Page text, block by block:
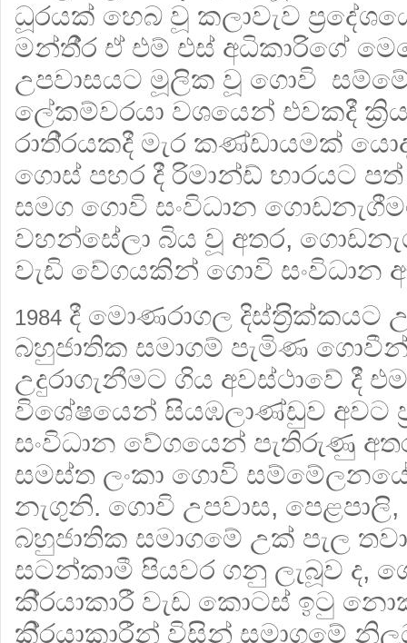
ධූරයක් හෙබ වූ කලාවැව
මන්තී‍්‍ර ඒ එම් එස් අධිකාරිගේ
උපවාසයට මූලික වූ ගොවි
ලේකම්වරයා වශයෙන් එවකදී
රාති‍්‍රයකදී මැර කණ්ඩායමක්
ගොස් පහර දී රිමාන්ඩ් භාරයට
සමග ගොවි සංවිධාන
වහන්සේලා බිය වූ අතර,
වැඩි වේගයකින් ගොවි සංවිධාන
1984 දී මොණරාගල දිස්ත‍්‍රික්කයට
බහුජාතික සමාගම් පැමිණ
උදුරාගැනීමට ගිය අවස්ථාවේ දී
විශේෂයෙන් සියඹලාණ්ඩුව අවට
සංවිධාන වේගයෙන් පැතිරුණු
සමස්ත ලංකා ගොවි
නැගුනි. ගොවි උපවාස, පෙළපාලි,
බහුජාතික සමාගමේ උක් පැල
සටන්කාමී පියවර ගනු ලැබූව ද,
කි‍්‍රයාකාරී වැඩ කොටස් ඉටු
කි‍්‍රයාකාරීන් විසින් සමාගමේ